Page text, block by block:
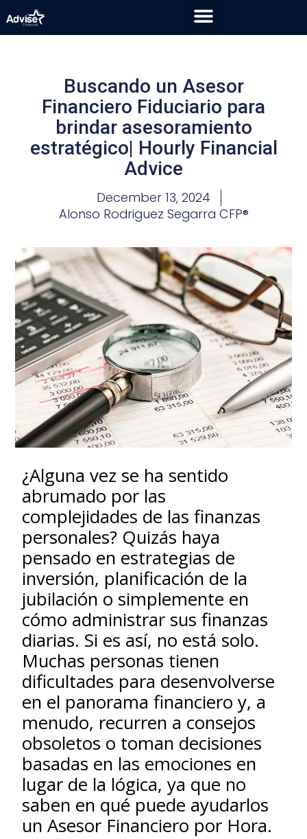
Buscando un Asesor
Financiero Fiduciario para
brindar asesoramiento
estratégico| Hourly Financial
Advice
December 13, 2024
Alonso Rodriguez Segarra CFP®
¿Alguna vez se ha sentido
abrumado por las
complejidades de las finanzas
personales? Quizás haya
pensado en estrategias de
inversión, planificación de la
jubilación o simplemente en
cómo administrar sus finanzas
diarias. Si es así, no está solo.
Muchas personas tienen
dificultades para desenvolverse
en el panorama financiero y, a
menudo, recurren a consejos
obsoletos o toman decisiones
basadas en las emociones en
lugar de la lógica, ya que no
saben en qué puede ayudarlos
un Asesor Financiero por Hora.